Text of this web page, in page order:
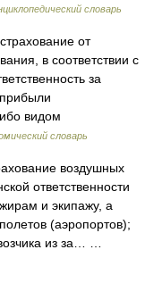
словарь
от
в соответствии с
за
видом
словарь
воздушных
ответственности
и экипажу, а
(аэропортов);
из за… …